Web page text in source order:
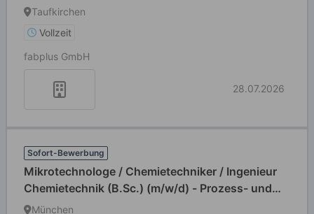
Taufkirchen
Vollzeit
fabplus GmbH
28.07.2026
Sofort-Bewerbung
Mikrotechnologe / Chemietechniker / Ingenieur
Chemietechnik (B.Sc.) (m/w/d) - Prozess- und
Anlagenspezialist (m/w/d) für die
München